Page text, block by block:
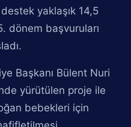
yaklaşık 14,5
dönem başvuruları
Başkanı Bülent Nuri
yürütülen proje ile
bebekleri için